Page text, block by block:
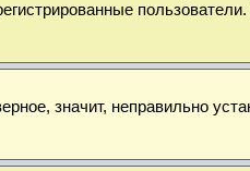
значит, неправильно